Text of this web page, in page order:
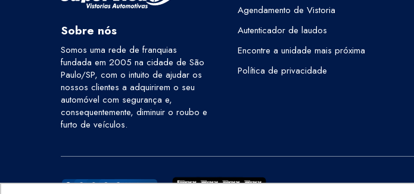
Sobre nós
Somos uma rede de franquias
fundada em 2005 na cidade de São
Paulo/SP, com o intuito de ajudar os
nossos clientes a adquirirem o seu
automóvel com segurança e,
consequentemente, diminuir o roubo e
furto de veículos.
Agendamento de Vistoria
Autenticador de laudos
Encontre a unidade mais próxima
Política de privacidade